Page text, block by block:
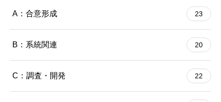
A：合意形成 23
B：系統関連 20
C：調査・開発 22